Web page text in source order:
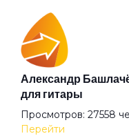
Где ты?
Голова-фонарь
Город
Александр
для гитары
Просмотров: 27558
Перейти